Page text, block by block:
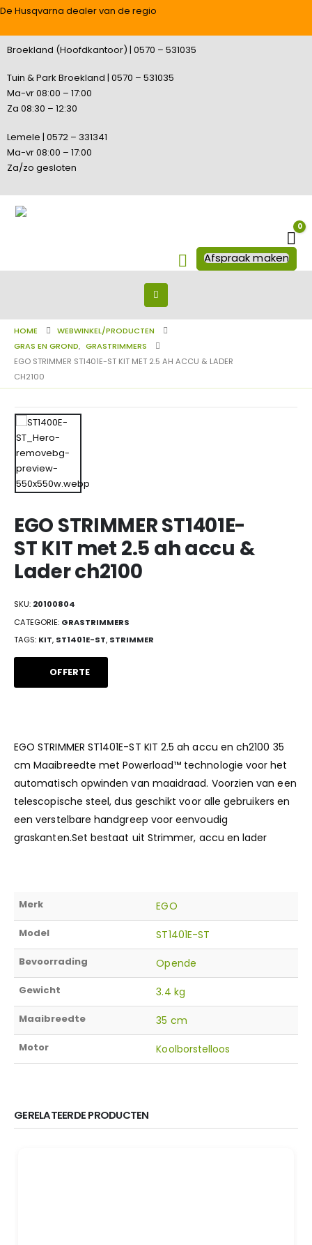
De Husqvarna dealer van de regio
Broekland (Hoofdkantoor) | 0570 – 531035
Tuin & Park Broekland | 0570 – 531035
Ma-vr 08:00 – 17:00
Za 08:30 – 12:30
Lemele | 0572 – 331341
Ma-vr 08:00 – 17:00
Za/zo gesloten
0
Afspraak maken
HOME
WEBWINKEL/PRODUCTEN
GRAS EN GROND, GRASTRIMMERS
EGO STRIMMER ST1401E-ST KIT MET 2.5 AH ACCU & LADER
CH2100
EGO STRIMMER ST1401E-
ST KIT met 2.5 ah accu &
Lader ch2100
SKU: 20100804
CATEGORIE: GRASTRIMMERS
TAGS: KIT, ST1401E-ST, STRIMMER
OFFERTE
EGO STRIMMER ST1401E-ST KIT 2.5 ah accu en ch2100 35
cm Maaibreedte met Powerload™ technologie voor het
automatisch opwinden van maaidraad. Voorzien van een
telescopische steel, dus geschikt voor alle gebruikers en
een verstelbare handgreep voor eenvoudig
graskanten.Set bestaat uit Strimmer, accu en lader
Merk EGO
Model ST1401E-ST
Bevoorrading Opende
Gewicht 3.4 kg
Maaibreedte 35 cm
Motor Koolborstelloos
GERELATEERDE PRODUCTEN